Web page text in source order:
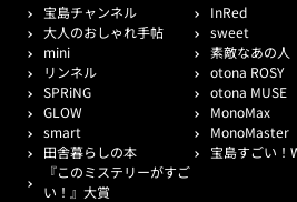
宝島チャンネル
InRed
大人のおしゃれ手帖
sweet
mini
素敵なあの人
リンネル
otona ROSY
SPRiNG
otona MUSE
GLOW
MonoMax
smart
MonoMaster
田舎暮らしの本
宝島すごい！
『このミステリーがすご
い！』大賞